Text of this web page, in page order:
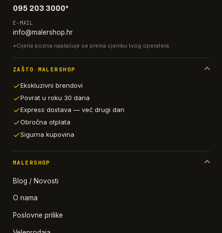
095 203 3000*
E-MAIL
info@malershop.hr
*Cijena poziva naplaćuje se prema cjeniku tvog operatera.
ZAŠTO MALERSHOP
Ekskluzivni brendovi
Povrat u roku 30 dana
Express dostava — već drugi dan
Obročna otplata
Sigurna kupovina
MALERSHOP
Blog / Novosti
O nama
Poslovne prilike